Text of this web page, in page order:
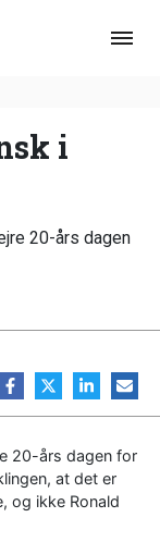
i
20-års dagen
20-års dagen for
at det er
og ikke Ronald